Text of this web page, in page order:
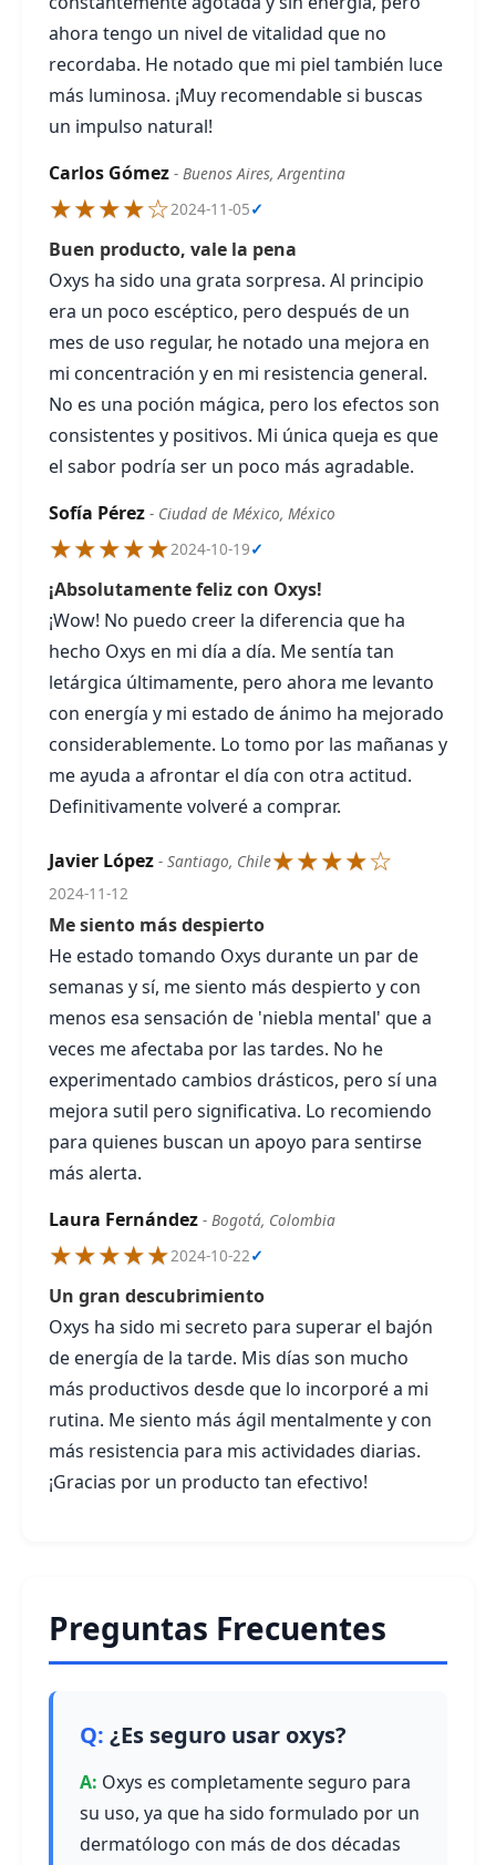
ahora tengo un nivel de vitalidad que no
recordaba. He notado que mi piel también luce
más luminosa. ¡Muy recomendable si buscas
un impulso natural!
Carlos Gómez - Buenos Aires, Argentina
★★★★☆2024-11-05✓
Buen producto, vale la pena
Oxys ha sido una grata sorpresa. Al principio
era un poco escéptico, pero después de un
mes de uso regular, he notado una mejora en
mi concentración y en mi resistencia general.
No es una poción mágica, pero los efectos son
consistentes y positivos. Mi única queja es que
el sabor podría ser un poco más agradable.
Sofía Pérez - Ciudad de México, México
★★★★★2024-10-19✓
¡Absolutamente feliz con Oxys!
¡Wow! No puedo creer la diferencia que ha
hecho Oxys en mi día a día. Me sentía tan
letárgica últimamente, pero ahora me levanto
con energía y mi estado de ánimo ha mejorado
considerablemente. Lo tomo por las mañanas y
me ayuda a afrontar el día con otra actitud.
Definitivamente volveré a comprar.
Javier López - Santiago, Chile★★★★☆
2024-11-12
Me siento más despierto
He estado tomando Oxys durante un par de
semanas y sí, me siento más despierto y con
menos esa sensación de 'niebla mental' que a
veces me afectaba por las tardes. No he
experimentado cambios drásticos, pero sí una
mejora sutil pero significativa. Lo recomiendo
para quienes buscan un apoyo para sentirse
más alerta.
Laura Fernández - Bogotá, Colombia
★★★★★2024-10-22✓
Un gran descubrimiento
Oxys ha sido mi secreto para superar el bajón
de energía de la tarde. Mis días son mucho
más productivos desde que lo incorporé a mi
rutina. Me siento más ágil mentalmente y con
más resistencia para mis actividades diarias.
¡Gracias por un producto tan efectivo!
Preguntas Frecuentes
¿Es seguro usar oxys?
Oxys es completamente seguro para
su uso, ya que ha sido formulado por un
dermatólogo con más de dos décadas